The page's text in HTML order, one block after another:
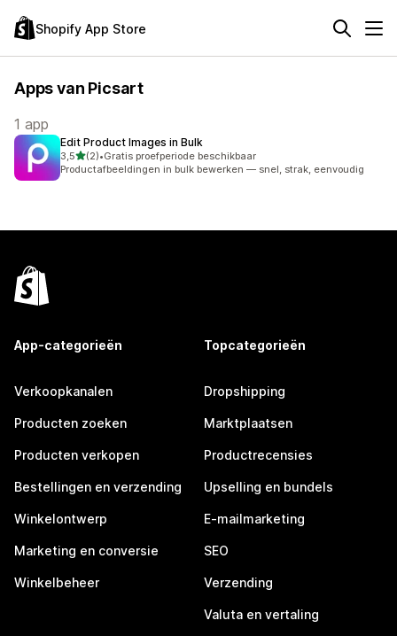
Shopify App Store
Apps van Picsart
1 app
Edit Product Images in Bulk
3,5van 5 sterren
(2)
2 recensies in totaal
•Gratis proefperiode beschikbaar
Productafbeeldingen in bulk bewerken — snel, strak, eenvoudig
App-categorieën
Verkoopkanalen
Producten zoeken
Producten verkopen
Bestellingen en verzending
Winkelontwerp
Marketing en conversie
Winkelbeheer
Topcategorieën
Dropshipping
Marktplaatsen
Productrecensies
Upselling en bundels
E-mailmarketing
SEO
Verzending
Valuta en vertaling